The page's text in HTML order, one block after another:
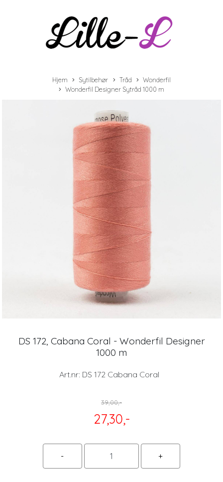
Hjem Sytilbehør Tråd
Wonderfil
Wonderfil Designer Sytråd 1000 m
DS 172, Cabana Coral - Wonderfil Designer
1000 m
Art.nr: DS 172 Cabana Coral
39,00,-
27,30,-